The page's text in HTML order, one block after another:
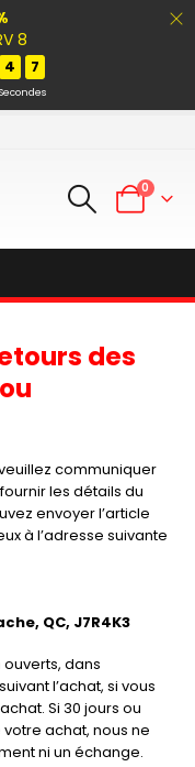
8
4 7
Secondes
0
des
communiquer
les détails du
envoyer l’article
à l’adresse suivante
QC, J7R4K3
dans
l’achat, si vous
Si 30 jours ou
achat, nous ne
ni un échange.